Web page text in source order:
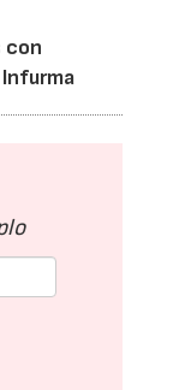
con